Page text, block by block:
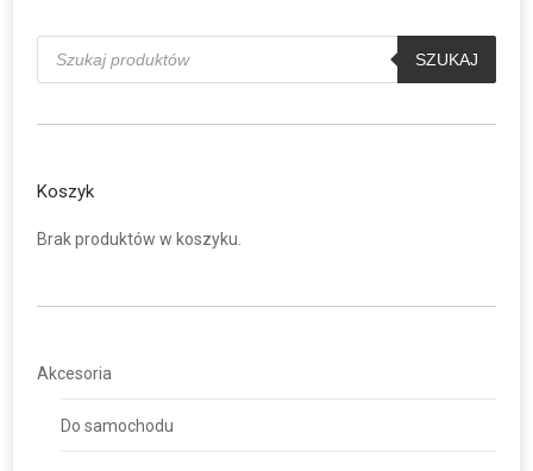
Wyszukiwarka
produktów
SZUKAJ
Koszyk
Brak produktów w koszyku.
Akcesoria
Do samochodu